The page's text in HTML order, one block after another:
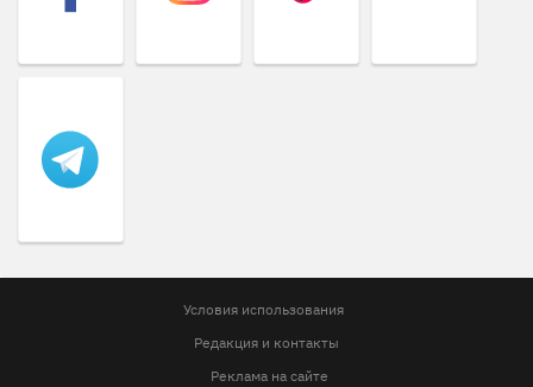
Условия использования
Редакция и контакты
Реклама на сайте